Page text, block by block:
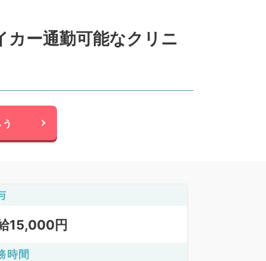
ー通勤可能なクリニ
15,000円
時間